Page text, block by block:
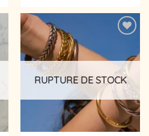
options
peuvent
choisies
page
du
liste
d’envies
RUPTURE DE STOCK